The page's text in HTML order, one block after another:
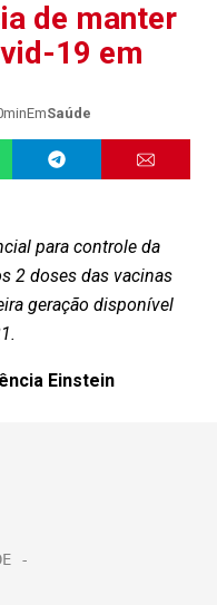
de manter
19 em
EmSaúde
para controle da
2 doses das vacinas
geração disponível
Einstein